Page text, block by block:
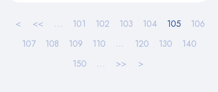
< << … 101 102 103 104 105
106
107
108 109 110 … 120 130
140
150
… >> >